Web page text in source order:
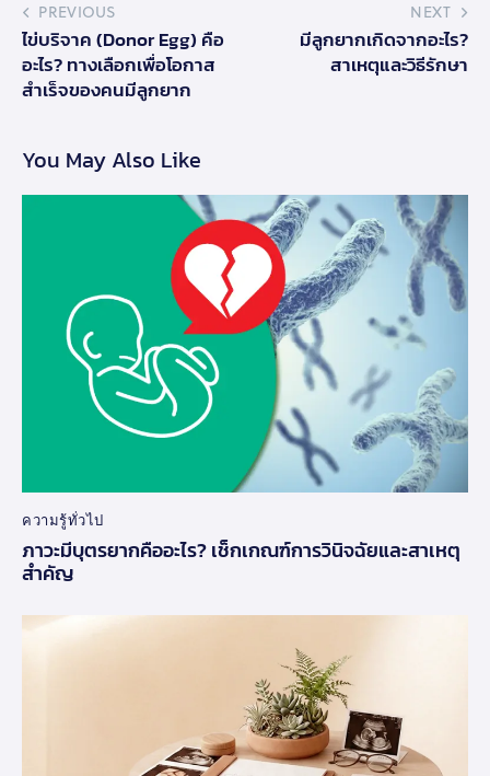
PREVIOUS
ไข่บริจาค (Donor Egg) คือ
อะไร? ทางเลือกเพื่อโอกาส
สำเร็จของคนมีลูกยาก
NEXT
มีลูกยากเกิดจากอะไร?
สาเหตุและวิธีรักษา
You May Also Like
ความรู้ทั่วไป
ภาวะมีบุตรยากคืออะไร? เช็กเกณฑ์การวินิจฉัยและสาเหตุ
สำคัญ